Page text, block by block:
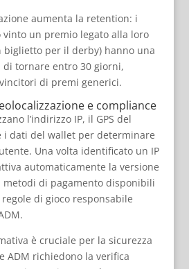
aumenta la retention: i
un premio legato alla loro
biglietto per il derby) hanno una
di tornare entro 30 giorni,
di premi generici.
e compliance
l’indirizzo IP, il GPS del
i dati del wallet per determinare
Una volta identificato un IP
automaticamente la versione
metodi di pagamento disponibili
di gioco responsabile
è cruciale per la sicurezza
ADM richiedono la verifica